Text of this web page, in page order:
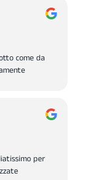
come da
per